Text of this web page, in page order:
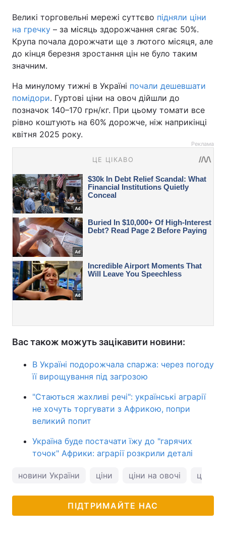
Великі торговельні мережі суттєво підняли ціни
на гречку – за місяць здорожчання сягає 50%.
Крупа почала дорожчати ще з лютого місяця, але
до кінця березня зростання цін не було таким
значним.
На минулому тижні в Україні почали дешевшати
помідори. Гуртові ціни на овоч дійшли до
позначок 140–170 грн/кг. При цьому томати все
рівно коштують на 60% дорожче, ніж наприкінці
квітня 2025 року.
Реклама
Вас також можуть зацікавити новини:
В Україні подорожчала спаржа: через погоду
її вирощування під загрозою
"Стаються жахливі речі": українські аграрії
не хочуть торгувати з Африкою, попри
великий попит
Україна буде постачати їжу до "гарячих
точок" Африки: аграрії розкрили деталі
новини України ціни ціни на овочі ціни
ПІДТРИМАЙТЕ НАС